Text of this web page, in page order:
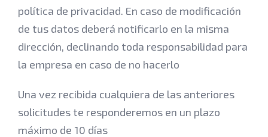
política de privacidad. En caso de modificación
de tus datos deberá notificarlo en la misma
dirección, declinando toda responsabilidad para
la empresa en caso de no hacerlo
Una vez recibida cualquiera de las anteriores
solicitudes te responderemos en un plazo
máximo de 10 días